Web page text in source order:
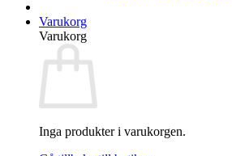
Varukorg
Varukorg
Inga produkter i varukorgen.